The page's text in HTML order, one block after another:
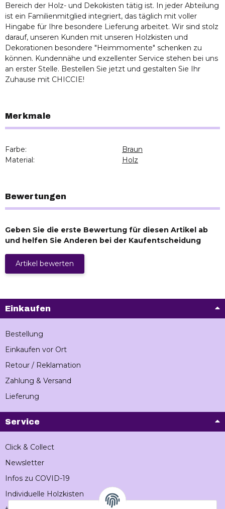
Bereich der Holz- und Dekokisten tätig ist. In jeder Abteilung
ist ein Familienmitglied integriert, das täglich mit voller
Hingabe für Ihre besondere Lieferung arbeitet. Wir sind stolz
darauf, unseren Kunden mit unseren Holzkisten und
Dekorationen besondere "Heimmomente" schenken zu
können. Kundennähe und exzellenter Service stehen bei uns
an erster Stelle. Bestellen Sie jetzt und gestalten Sie Ihr
Zuhause mit CHICCIE!
Merkmale
Farbe:
Braun
Material:
Holz
Bewertungen
Geben Sie die erste Bewertung für diesen Artikel ab
und helfen Sie Anderen bei der Kaufentscheidung
Artikel bewerten
Einkaufen
Bestellung
Einkaufen vor Ort
Retour / Reklamation
Zahlung & Versand
Lieferung
Service
Click & Collect
Newsletter
Infos zu COVID-19
Individuelle Holzkisten